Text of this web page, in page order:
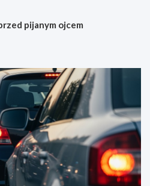
pijanym ojcem